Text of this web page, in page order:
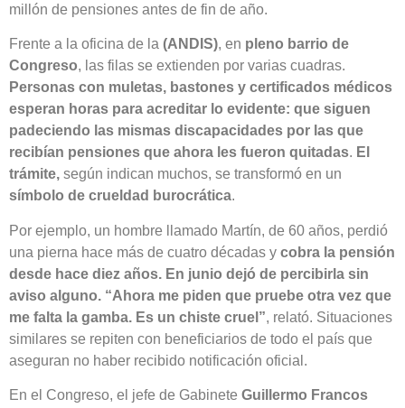
millón de pensiones antes de fin de año.
Frente a la oficina de la (ANDIS), en pleno barrio de
Congreso, las filas se extienden por varias cuadras.
Personas con muletas, bastones y certificados médicos
esperan horas para acreditar lo evidente: que siguen
padeciendo las mismas discapacidades por las que
recibían pensiones que ahora les fueron quitadas. El
trámite, según indican muchos, se transformó en un
símbolo de crueldad burocrática.
Por ejemplo, un hombre llamado Martín, de 60 años, perdió
una pierna hace más de cuatro décadas y cobra la pensión
desde hace diez años. En junio dejó de percibirla sin
aviso alguno. “Ahora me piden que pruebe otra vez que
me falta la gamba. Es un chiste cruel”, relató. Situaciones
similares se repiten con beneficiarios de todo el país que
aseguran no haber recibido notificación oficial.
En el Congreso, el jefe de Gabinete Guillermo Francos